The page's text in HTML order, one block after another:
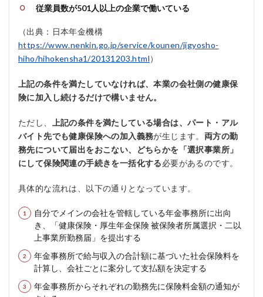
従業員数が501人以上の企業で働いている
（出典：日本年金機構
https://www.nenkin.go.jp/service/kounen/jigyosho-
hiho/hihokensha1/20131203.html）
上記の条件を満たしていなければ、本業の会社側の健康保
険に加入し続けるだけで構いません。
ただし、
上記の条件を満たしている場合は、パート・アル
バイト先でも健康保険への加入義務が生じます。 両方の勤
務先について届出をおこない、どちらかを「選択事業所」
にして保険関連の手続きを一括化する必要があるのです。
具体的な流れは、以下の通りとなっています。
自分でメインの会社を管轄している年金事務所に出向
き、「健康保険・厚生年金保険 被保険者所属選択・二以
上事業所勤務届」を提出する
年金事務所で給与収入の合計額に基づいた社会保険料を
計算し、会社ごとに案分して支払額を決定する
年金事務所からそれぞれの勤務先に保険料金額の通知が